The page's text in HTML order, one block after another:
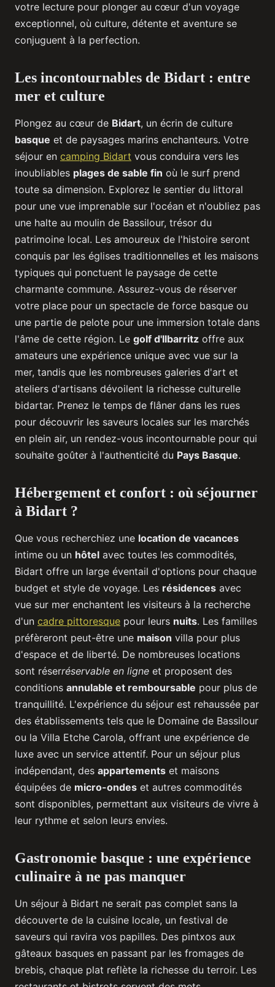
votre lecture pour plonger au cœur d'un voyage
exceptionnel, où culture, détente et aventure se
conjuguent à la perfection.
Les incontournables de Bidart : entre
mer et culture
Plongez au cœur de Bidart, un écrin de culture
basque et de paysages marins enchanteurs. Votre
séjour en camping Bidart vous conduira vers les
inoubliables plages de sable fin où le surf prend
toute sa dimension. Explorez le sentier du littoral
pour une vue imprenable sur l'océan et n'oubliez pas
une halte au moulin de Bassilour, trésor du
patrimoine local. Les amoureux de l'histoire seront
conquis par les églises traditionnelles et les maisons
typiques qui ponctuent le paysage de cette
charmante commune. Assurez-vous de réserver
votre place pour un spectacle de force basque ou
une partie de pelote pour une immersion totale dans
l'âme de cette région. Le golf d'Ilbarritz offre aux
amateurs une expérience unique avec vue sur la
mer, tandis que les nombreuses galeries d'art et
ateliers d'artisans dévoilent la richesse culturelle
bidartar. Prenez le temps de flâner dans les rues
pour découvrir les saveurs locales sur les marchés
en plein air, un rendez-vous incontournable pour qui
souhaite goûter à l'authenticité du Pays Basque.
Hébergement et confort : où séjourner
à Bidart ?
Que vous recherchiez une location de vacances
intime ou un hôtel avec toutes les commodités,
Bidart offre un large éventail d'options pour chaque
budget et style de voyage. Les résidences avec
vue sur mer enchantent les visiteurs à la recherche
d'un cadre pittoresque pour leurs nuits. Les familles
préfèreront peut-être une maison villa pour plus
d'espace et de liberté. De nombreuses locations
sont réserréservable en ligne et proposent des
conditions annulable et remboursable pour plus de
tranquillité. L'expérience du séjour est rehaussée par
des établissements tels que le Domaine de Bassilour
ou la Villa Etche Carola, offrant une expérience de
luxe avec un service attentif. Pour un séjour plus
indépendant, des appartements et maisons
équipées de micro-ondes et autres commodités
sont disponibles, permettant aux visiteurs de vivre à
leur rythme et selon leurs envies.
Gastronomie basque : une expérience
culinaire à ne pas manquer
Un séjour à Bidart ne serait pas complet sans la
découverte de la cuisine locale, un festival de
saveurs qui ravira vos papilles. Des pintxos aux
gâteaux basques en passant par les fromages de
brebis, chaque plat reflète la richesse du terroir. Les